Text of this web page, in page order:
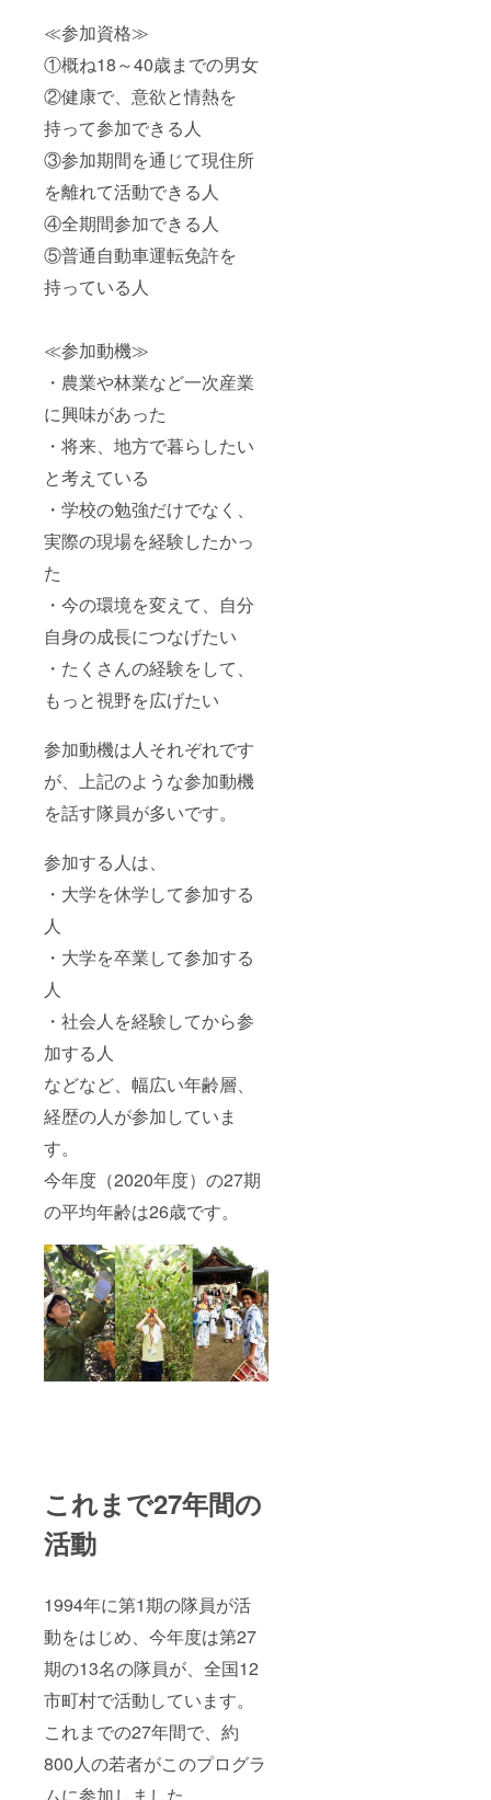
≪参加資格≫
①概ね18～40歳までの男女
②健康で、意欲と情熱を
持って参加できる人
③参加期間を通じて現住所
を離れて活動できる人
④全期間参加できる人
⑤普通自動車運転免許を
持っている人
≪参加動機≫
・農業や林業など一次産業
に興味があった
・将来、地方で暮らしたい
と考えている
・学校の勉強だけでなく、
実際の現場を経験したかっ
た
・今の環境を変えて、自分
自身の成長につなげたい
・たくさんの経験をして、
もっと視野を広げたい
参加動機は人それぞれです
が、上記のような参加動機
を話す隊員が多いです。
参加する人は、
・大学を休学して参加する
人
・大学を卒業して参加する
人
・社会人を経験してから参
加する人
などなど、幅広い年齢層、
経歴の人が参加していま
す。
今年度（2020年度）の27期
の平均年齢は26歳です。
これまで27年間の
活動
1994年に第1期の隊員が活
動をはじめ、今年度は第27
期の13名の隊員が、全国12
市町村で活動しています。
これまでの27年間で、約
800人の若者がこのプログラ
ムに参加しました。